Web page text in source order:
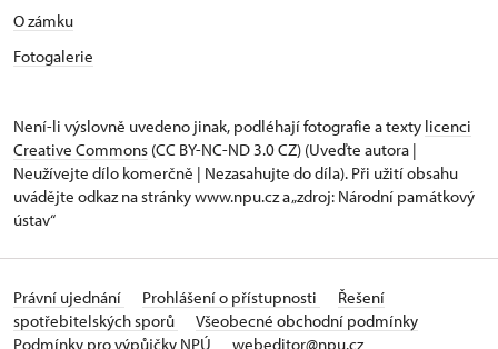
O zámku
Fotogalerie
Není-li výslovně uvedeno jinak, podléhají fotografie a texty licenci
Creative Commons (CC BY-NC-ND 3.0 CZ) (Uveďte autora |
Neužívejte dílo komerčně | Nezasahujte do díla). Při užití obsahu
uvádějte odkaz na stránky www.npu.cz a „zdroj: Národní památkový
ústav“
Právní ujednání Prohlášení o přístupnosti
Řešení
spotřebitelských sporů
Všeobecné obchodní podmínky
Podmínky pro výpůjčky NPÚ
webeditor@npu.cz